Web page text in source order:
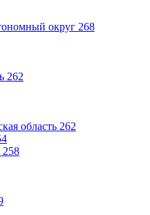
округ 268
262
область 262
258